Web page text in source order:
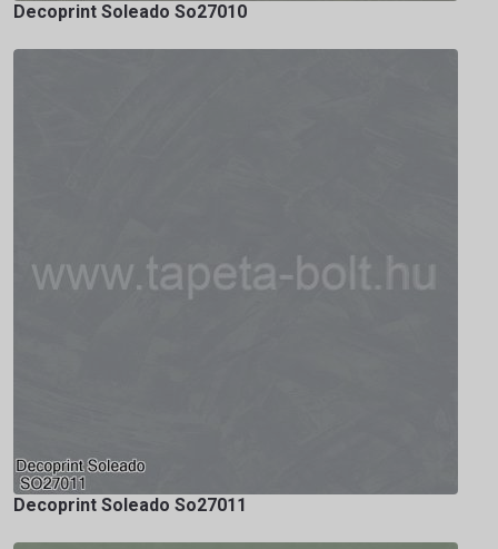
Decoprint Soleado So27010
Decoprint Soleado So27011